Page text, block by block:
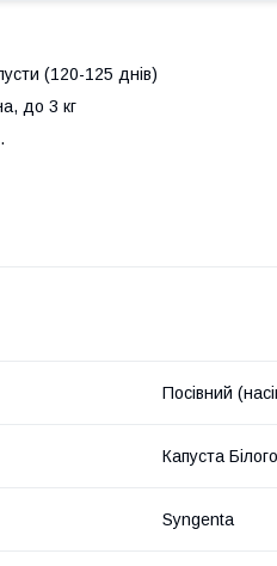
(120-125 днів)
до 3 кг
Посівний
Капуста
Syngenta